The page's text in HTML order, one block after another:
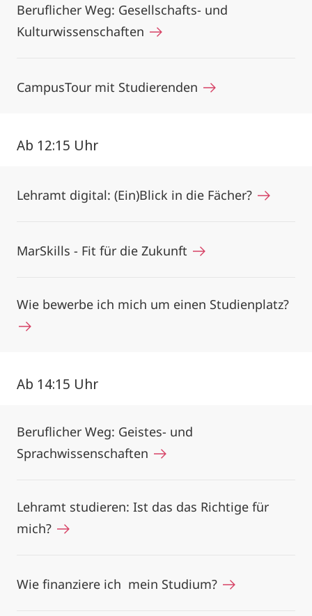
Beruflicher Weg: Gesellschafts- und
Kulturwissenschaften
CampusTour mit Studierenden
Ab 12:15 Uhr
Lehramt digital: (Ein)Blick in die Fächer?
MarSkills - Fit für die Zukunft
Wie bewerbe ich mich um einen Studienplatz?
Ab 14:15 Uhr
Beruflicher Weg: Geistes- und
Sprachwissenschaften
Lehramt studieren: Ist das das Richtige für
mich?
Wie finanziere ich mein Studium?